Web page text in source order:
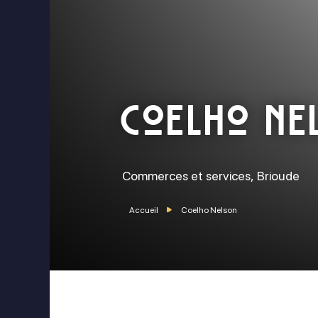
Coelho
Commerces et services, Brioude
Accueil Coelho Nelson